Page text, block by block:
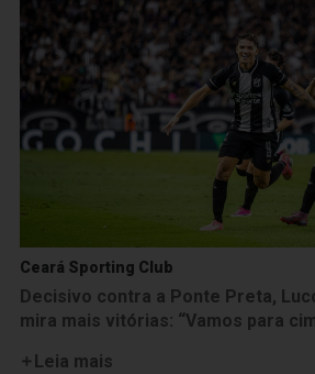
Ceará Sporting Club
Decisivo contra a Ponte Preta,
mira mais vitórias: “Vamos para
Leia mais